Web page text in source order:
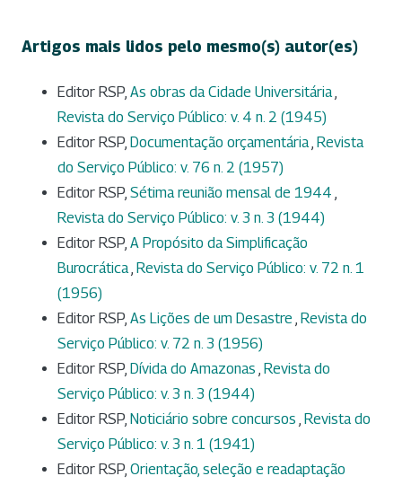
Artigos mais lidos pelo mesmo(s) autor(es)
Editor RSP, As obras da Cidade Universitária,
Revista do Serviço Público: v. 4 n. 2 (1945)
Editor RSP, Documentação orçamentária, Revista
do Serviço Público: v. 76 n. 2 (1957)
Editor RSP, Sétima reunião mensal de 1944 ,
Revista do Serviço Público: v. 3 n. 3 (1944)
Editor RSP, A Propósito da Simplificação
Burocrática, Revista do Serviço Público: v. 72 n. 1
(1956)
Editor RSP, As Lições de um Desastre , Revista do
Serviço Público: v. 72 n. 3 (1956)
Editor RSP, Dívida do Amazonas , Revista do
Serviço Público: v. 3 n. 3 (1944)
Editor RSP, Noticiário sobre concursos , Revista do
Serviço Público: v. 3 n. 1 (1941)
Editor RSP, Orientação, seleção e readaptação